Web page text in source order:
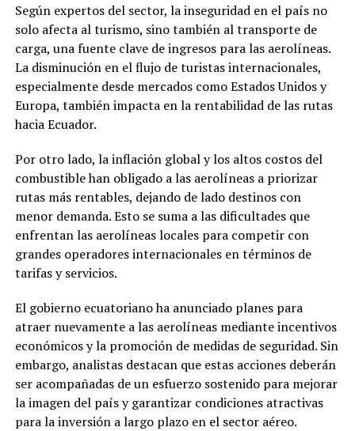
Según expertos del sector, la inseguridad en el país no
solo afecta al turismo, sino también al transporte de
carga, una fuente clave de ingresos para las aerolíneas.
La disminución en el flujo de turistas internacionales,
especialmente desde mercados como Estados Unidos y
Europa, también impacta en la rentabilidad de las rutas
hacia Ecuador.
Por otro lado, la inflación global y los altos costos del
combustible han obligado a las aerolíneas a priorizar
rutas más rentables, dejando de lado destinos con
menor demanda. Esto se suma a las dificultades que
enfrentan las aerolíneas locales para competir con
grandes operadores internacionales en términos de
tarifas y servicios.
El gobierno ecuatoriano ha anunciado planes para
atraer nuevamente a las aerolíneas mediante incentivos
económicos y la promoción de medidas de seguridad. Sin
embargo, analistas destacan que estas acciones deberán
ser acompañadas de un esfuerzo sostenido para mejorar
la imagen del país y garantizar condiciones atractivas
para la inversión a largo plazo en el sector aéreo.